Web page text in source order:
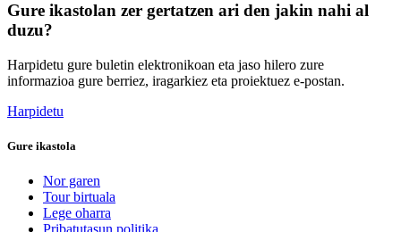
Gure ikastolan zer gertatzen ari den jakin nahi al
duzu?
Harpidetu gure buletin elektronikoan eta jaso hilero zure
informazioa gure berriez, iragarkiez eta proiektuez e-postan.
Harpidetu
Gure ikastola
Nor garen
Tour birtuala
Lege oharra